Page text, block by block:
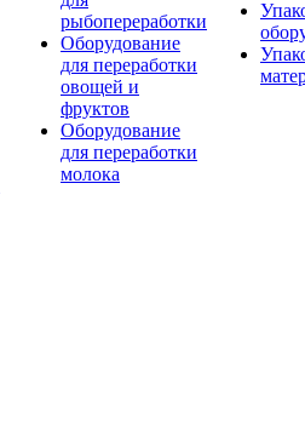
рыбопереработки
Оборудование
для переработки
овощей и
фруктов
Оборудование
для переработки
молока